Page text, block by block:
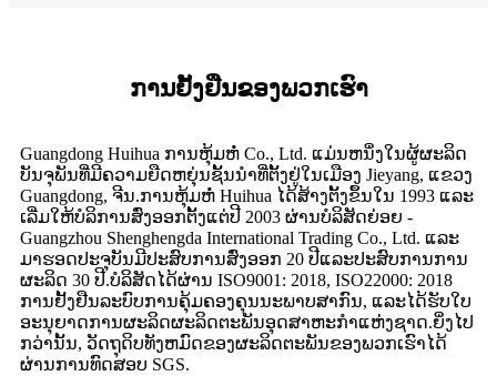
ການຢັ້ງຢືນຂອງພວກເຮົາ
Guangdong Huihua ການຫຸ້ມຫໍ່ Co., Ltd. ແມ່ນຫນຶ່ງໃນຜູ້ຜະລິດ
ບັນຈຸພັນທີ່ມີຄວາມຍືດຫຍຸ່ນຊັ້ນນໍາທີ່ຕັ້ງຢູ່ໃນເມືອງ Jieyang, ແຂວງ
Guangdong, ຈີນ.ການຫຸ້ມຫໍ່ Huihua ໄດ້ສ້າງຕັ້ງຂຶ້ນໃນ 1993 ແລະ
ເລີ່ມໃຫ້ບໍລິການສົ່ງອອກຕັ້ງແຕ່ປີ 2003 ຜ່ານບໍລິສັດຍ່ອຍ -
Guangzhou Shenghengda International Trading Co., Ltd. ແລະ
ມາຮອດປະຈຸບັນມີປະສົບການສົ່ງອອກ 20 ປີແລະປະສົບການການ
ຜະລິດ 30 ປີ.ບໍລິສັດໄດ້ຜ່ານ ISO9001: 2018, ISO22000: 2018
ການຢັ້ງຢືນລະບົບການຄຸ້ມຄອງຄຸນນະພາບສາກົນ, ແລະໄດ້ຮັບໃບ
ອະນຸຍາດການຜະລິດຜະລິດຕະພັນອຸດສາຫະກໍາແຫ່ງຊາດ.ຍິ່ງໄປ
ກວ່ານັ້ນ, ວັດຖຸດິບທັງຫມົດຂອງຜະລິດຕະພັນຂອງພວກເຮົາໄດ້
ຜ່ານການທົດສອບ SGS.